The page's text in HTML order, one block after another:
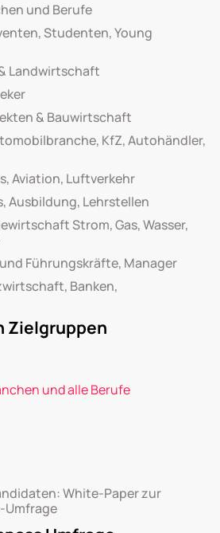
und Berufe
Studenten, Young
Landwirtschaft
& Bauwirtschaft
KfZ, Autohändler,
Aviation, Luftverkehr
Ausbildung, Lehrstellen
Strom, Gas, Wasser,
Führungskräfte, Manager
Banken,
Zielgruppen
und alle Berufe
White-Paper zur
Umfrage